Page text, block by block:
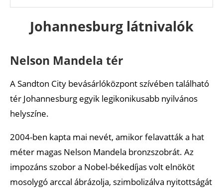
Legjobb időszak az utazásra:
Gyakori kérdések Johannesburggal kapcsolatban
Ajánlott cikkek
Johannesburg látnivalók
Nelson Mandela tér
A Sandton City bevásárlóközpont szívében található
tér Johannesburg egyik legikonikusabb nyilvános
helyszíne.
2004-ben kapta mai nevét, amikor felavatták a hat
méter magas Nelson Mandela bronzszobrát. Az
impozáns szobor a Nobel-békedíjas volt elnököt
mosolygó arccal ábrázolja, szimbolizálva nyitottságát